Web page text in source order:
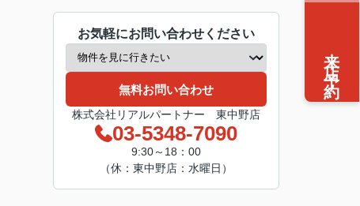
お気軽にお問い合わせください
無料お問い合わせ
株式会社リアルパートナー 東中野店
03-5348-7090
9:30～18：00
（休：東中野店：水曜日）
来店予約